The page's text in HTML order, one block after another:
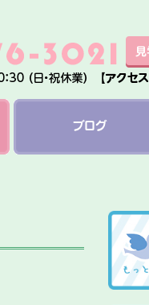
ブログ